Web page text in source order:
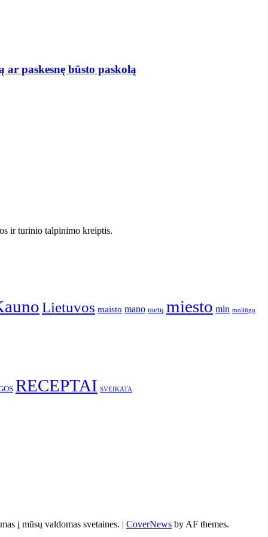
paskesnę būsto paskolą
ir turinio talpinimo kreiptis.
Lietuvos maisto mano metų miesto mln moliūgų
RECEPTAI SVEIKATA
į mūsų valdomas svetaines. | CoverNews by AF themes.